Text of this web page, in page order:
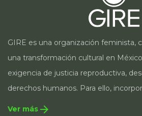
GIRE es una organización feminista,
una transformación cultural en
exigencia de justicia reproductiva,
derechos humanos. Para ello,
Ver más arrow_forward